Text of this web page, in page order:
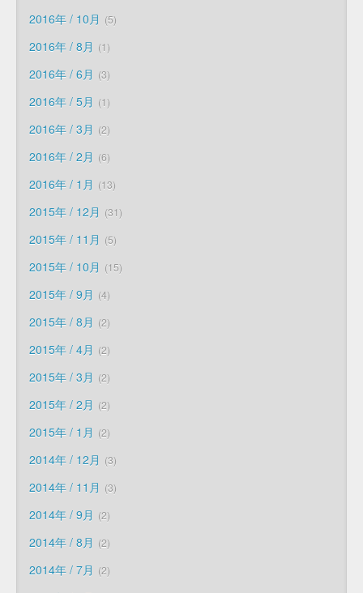
2016年 / 10月 5
2016年 / 8月 1
2016年 / 6月 3
2016年 / 5月 1
2016年 / 3月 2
2016年 / 2月 6
2016年 / 1月 13
2015年 / 12月 31
2015年 / 11月 5
2015年 / 10月 15
2015年 / 9月 4
2015年 / 8月 2
2015年 / 4月 2
2015年 / 3月 2
2015年 / 2月 2
2015年 / 1月 2
2014年 / 12月 3
2014年 / 11月 3
2014年 / 9月 2
2014年 / 8月 2
2014年 / 7月 2